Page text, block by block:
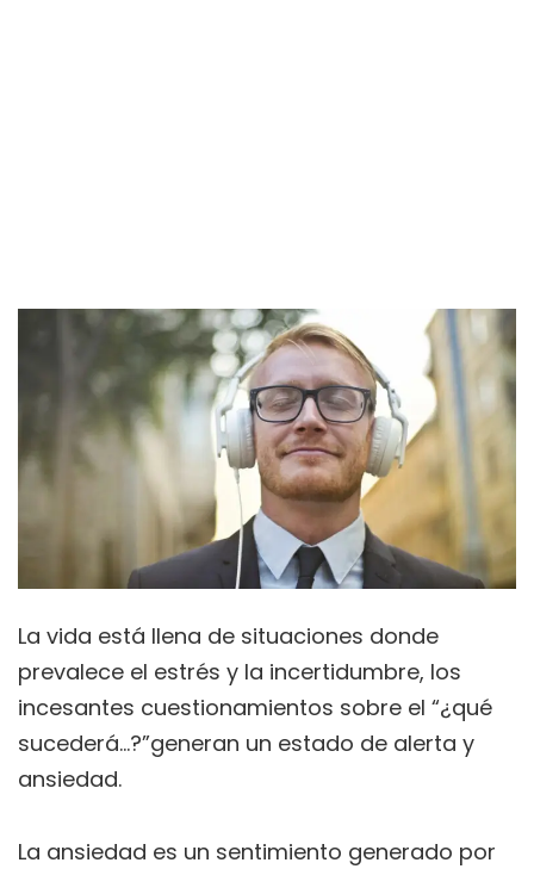
La vida está llena de situaciones donde
prevalece el estrés y la incertidumbre, los
incesantes cuestionamientos sobre el “¿qué
sucederá…?”generan un estado de alerta y
ansiedad.
La ansiedad es un sentimiento generado por